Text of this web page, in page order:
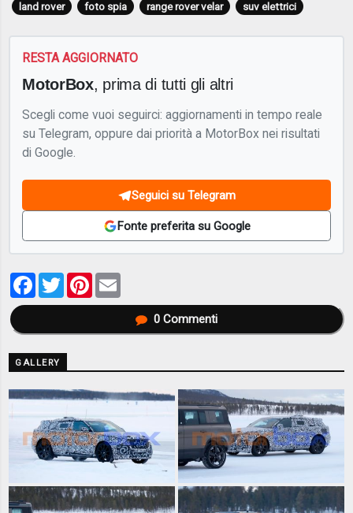
land rover foto spia range rover velar suv elettrici
RESTA AGGIORNATO
MotorBox, prima di tutti gli altri
Scegli come vuoi seguirci: aggiornamenti in tempo reale
su Telegram, oppure dai priorità a MotorBox nei risultati
di Google.
Seguici su Telegram
Fonte preferita su Google
Facebook
TwitterPinterest
0Commenti
GALLERY